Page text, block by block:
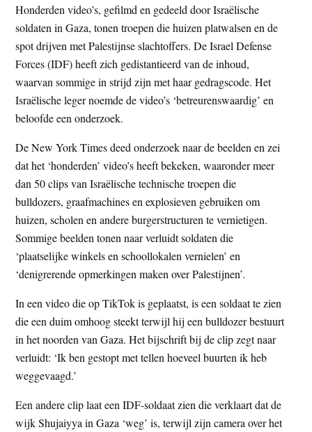
i
t
e
z
e
s
i
t
e
Honderden video’s, gefilmd en gedeeld door Israëlische
soldaten in Gaza, tonen troepen die huizen platwalsen en de
spot drijven met Palestijnse slachtoffers. De Israel Defense
Forces (IDF) heeft zich gedistantieerd van de inhoud,
waarvan sommige in strijd zijn met haar gedragscode. Het
Israëlische leger noemde de video’s ‘betreurenswaardig’ en
beloofde een onderzoek.
De New York Times deed onderzoek naar de beelden en zei
dat het ‘honderden’ video’s heeft bekeken, waaronder meer
dan 50 clips van Israëlische technische troepen die
bulldozers, graafmachines en explosieven gebruiken om
huizen, scholen en andere burgerstructuren te vernietigen.
Sommige beelden tonen naar verluidt soldaten die
‘plaatselijke winkels en schoollokalen vernielen’ en
‘denigrerende opmerkingen maken over Palestijnen’.
In een video die op TikTok is geplaatst, is een soldaat te zien
die een duim omhoog steekt terwijl hij een bulldozer bestuurt
in het noorden van Gaza. Het bijschrift bij de clip zegt naar
verluidt: ‘Ik ben gestopt met tellen hoeveel buurten ik heb
weggevaagd.’
Een andere clip laat een IDF-soldaat zien die verklaart dat de
wijk Shujaiyya in Gaza ‘weg’ is, terwijl zijn camera over het